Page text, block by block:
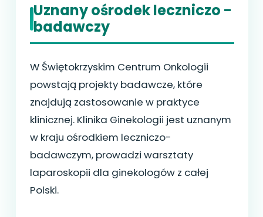
Uznany ośrodek leczniczo -
badawczy
W Świętokrzyskim Centrum Onkologii
powstają projekty badawcze, które
znajdują zastosowanie w praktyce
klinicznej. Klinika Ginekologii jest uznanym
w kraju ośrodkiem leczniczo-
badawczym, prowadzi warsztaty
laparoskopii dla ginekologów z całej
Polski.